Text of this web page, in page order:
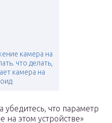
камера на
что делать,
камера на
что параметр
на этом устройстве»